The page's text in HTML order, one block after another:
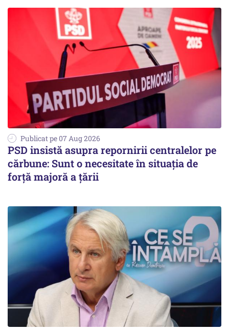
Publicat pe 07 Aug 2026
PSD insistă asupra repornirii centralelor pe
cărbune: Sunt o necesitate în situația de
forță majoră a țării